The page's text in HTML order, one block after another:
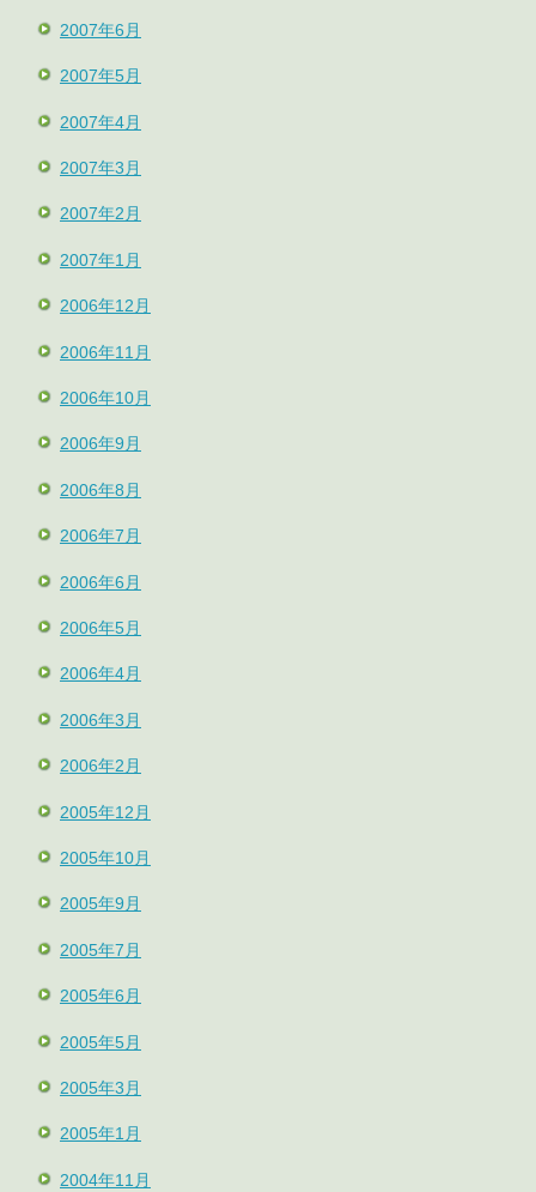
2007年6月
2007年5月
2007年4月
2007年3月
2007年2月
2007年1月
2006年12月
2006年11月
2006年10月
2006年9月
2006年8月
2006年7月
2006年6月
2006年5月
2006年4月
2006年3月
2006年2月
2005年12月
2005年10月
2005年9月
2005年7月
2005年6月
2005年5月
2005年3月
2005年1月
2004年11月